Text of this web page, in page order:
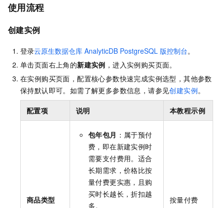
使用流程
创建实例
登录云原生数据仓库 AnalyticDB PostgreSQL 版控制台。
单击页面右上角的新建实例 ，进入实例购买页面。
在实例购买页面，配置核心参数快速完成实例选型，其他参数
保持默认即可。如需了解更多参数信息，请参见创建实例。
配置项 说明 本教程示例
商品类型
包年包月 ：属于预付
费，即在新建实例时
需要支付费用。适合
长期需求，价格比按
量付费更实惠，且购
买时长越长，折扣越
多。
按量付费